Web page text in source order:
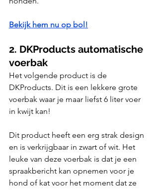
Bekijk hem nu op bol!
2. DKProducts automatische
voerbak
Het volgende product is de
DKProducts. Dit is een lekkere grote
voerbak waar je maar liefst 6 liter voer
in kwijt kan!
Dit product heeft een erg strak design
en is verkrijgbaar in zwart of wit. Het
leuke van deze voerbak is dat je een
spraakbericht kan opnemen voor je
hond of kat voor het moment dat ze